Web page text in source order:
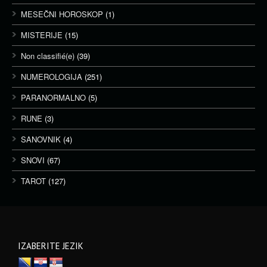
MESEČNI HOROSKOP (1)
MISTERIJE (15)
Non classifié(e) (39)
NUMEROLOGIJA (251)
PARANORMALNO (5)
RUNE (3)
SANOVNIK (4)
SNOVI (67)
TAROT (127)
IZABERITE JEZIK